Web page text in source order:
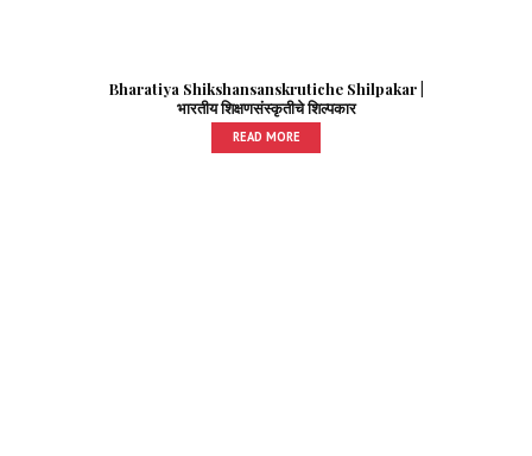
Bharatiya Shikshansanskrutiche Shilpakar |
भारतीय शिक्षणसंस्कृतीचे शिल्पकार
READ MORE